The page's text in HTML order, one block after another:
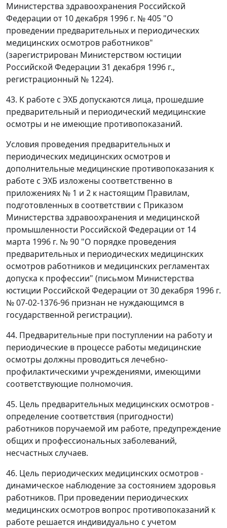
Министерства здравоохранения Российской
Федерации от 10 декабря 1996 г. № 405 "О
проведении предварительных и периодических
медицинских осмотров работников"
(зарегистрирован Министерством юстиции
Российской Федерации 31 декабря 1996 г.,
регистрационный № 1224).
43. К работе с ЭХБ допускаются лица, прошедшие
предварительный и периодический медицинские
осмотры и не имеющие противопоказаний.
Условия проведения предварительных и
периодических медицинских осмотров и
дополнительные медицинские противопоказания к
работе с ЭХБ изложены соответственно в
приложениях № 1 и 2 к настоящим Правилам,
подготовленных в соответствии с Приказом
Министерства здравоохранения и медицинской
промышленности Российской Федерации от 14
марта 1996 г. № 90 "О порядке проведения
предварительных и периодических медицинских
осмотров работников и медицинских регламентах
допуска к профессии" (письмом Министерства
юстиции Российской Федерации от 30 декабря 1996 г.
№ 07-02-1376-96 признан не нуждающимся в
государственной регистрации).
44. Предварительные при поступлении на работу и
периодические в процессе работы медицинские
осмотры должны проводиться лечебно-
профилактическими учреждениями, имеющими
соответствующие полномочия.
45. Цель предварительных медицинских осмотров -
определение соответствия (пригодности)
работников поручаемой им работе, предупреждение
общих и профессиональных заболеваний,
несчастных случаев.
46. Цель периодических медицинских осмотров -
динамическое наблюдение за состоянием здоровья
работников. При проведении периодических
медицинских осмотров вопрос противопоказаний к
работе решается индивидуально с учетом